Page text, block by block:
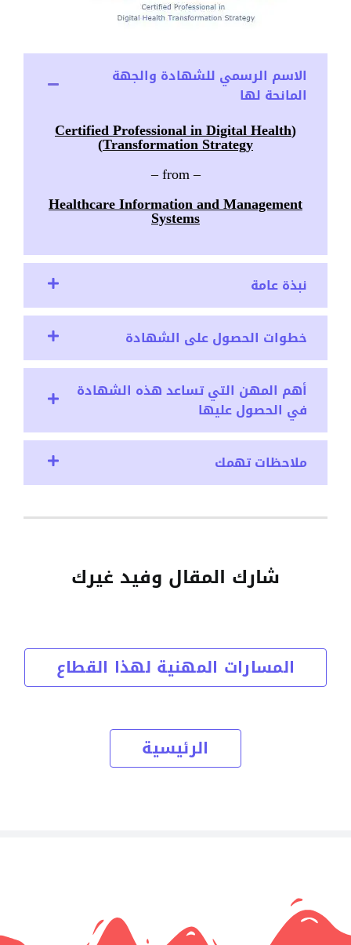
الاسم الرسمي للشهادة والجهة
المانحة لها
(Certified Professional in Digital Health
Transformation Strategy)
– from –
Healthcare Information and Management
Systems
نبذة عامة
خطوات الحصول على الشهادة
أهم المهن التي تساعد هذه الشهادة
في الحصول عليها
ملاحظات تهمك
شارك المقال وفيد غيرك
المسارات المهنية لهذا القطاع
الرئيسية